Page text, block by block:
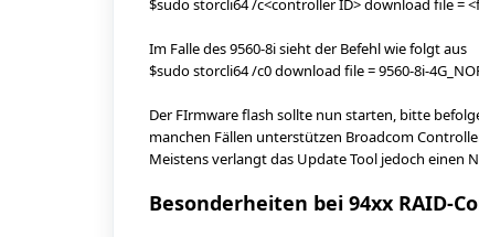
$sudo storcli64 /c<controller ID> download file =
Im Falle des 9560-8i sieht der Befehl wie folgt aus
$sudo storcli64 /c0 download file = 9560-8i-
Der FIrmware flash sollte nun starten, bitte
manchen Fällen unterstützen Broadcom
Meistens verlangt das Update Tool jedoch einen
Besonderheiten bei 94xx RAID-